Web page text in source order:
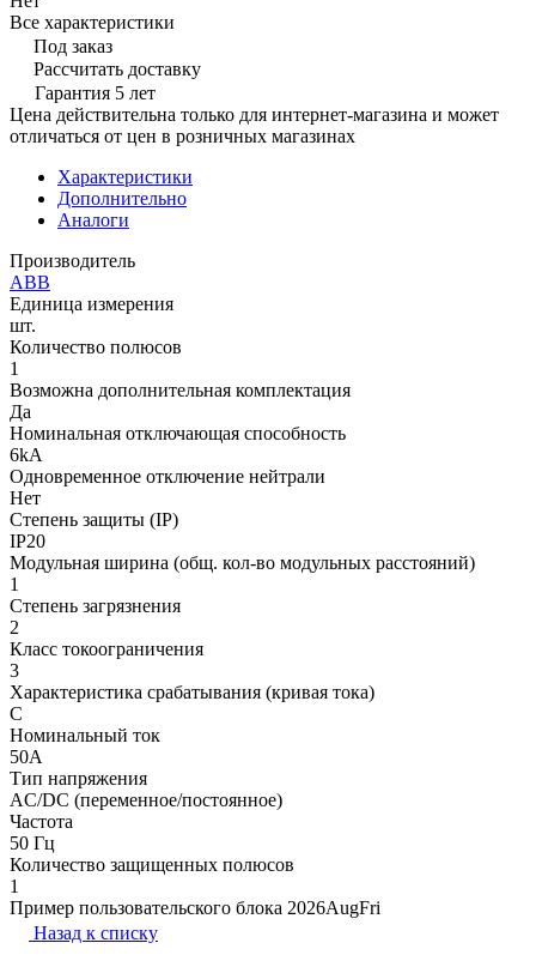
Все характеристики
Под заказ
Рассчитать доставку
Гарантия 5 лет
Цена действительна только для интернет-магазина и может
отличаться от цен в розничных магазинах
Характеристики
Дополнительно
Аналоги
Производитель
ABB
Единица измерения
шт.
Количество полюсов
1
Возможна дополнительная комплектация
Да
Номинальная отключающая способность
6kA
Одновременное отключение нейтрали
Нет
Степень защиты (IP)
IP20
Модульная ширина (общ. кол-во модульных расстояний)
1
Степень загрязнения
2
Класс токоограничения
3
Характеристика срабатывания (кривая тока)
C
Номинальный ток
50A
Тип напряжения
AC/DC (переменное/постоянное)
Частота
50 Гц
Количество защищенных полюсов
1
Пример пользовательского блока 2026AugFri
Назад к списку